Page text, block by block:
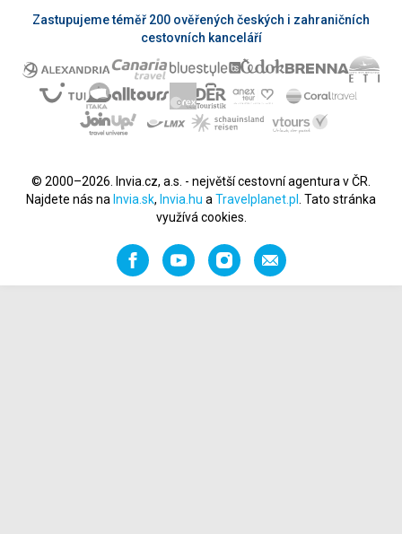
Zastupujeme téměř 200 ověřených českých i zahraničních
cestovních kanceláří
© 2000–2026. Invia.cz, a.s. - největší cestovní agentura v ČR.
Najdete nás na Invia.sk, Invia.hu a Travelplanet.pl
. Tato stránka
využívá cookies.
FacebookYouTubeInstagramNapište
nám